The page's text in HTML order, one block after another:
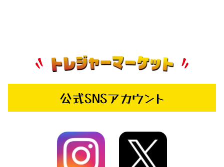
公式SNSアカウント